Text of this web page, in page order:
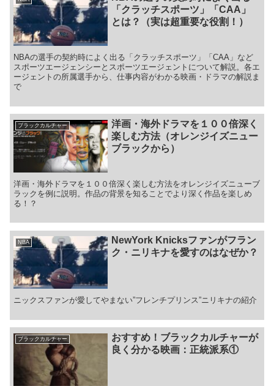
「クラッチスポーツ」「CAA」
とは？（実は超重要な役割！）
NBAの選手の契約時によく出る「クラッチスポーツ」「CAA」など
スポーツエージェンシーとスポーツエージェントについて解説。各エ
ージェントの所属選手から、仕事内容がわかる映画・ドラマの解説ま
で
ブラックカルチャー
洋画・海外ドラマを１００倍深く
楽しむ方法（オレンジイズニュー
ブラックから）
洋画・海外ドラマを１００倍深く楽しむ方法をオレンジイズニューブ
ラックを例に説明。作品の背景を知ることでより深く作品を楽しめ
る！？
NBA
NewYork Knicksファンがフラン
ク・ニリキナを愛すのはなぜか？
ニックスファンが愛してやまない”フレンチプリンス”ニリキナの紹介
ブラックカルチャー
おすすめ！ブラックカルチャーが
良く分かる映画：正統派系①